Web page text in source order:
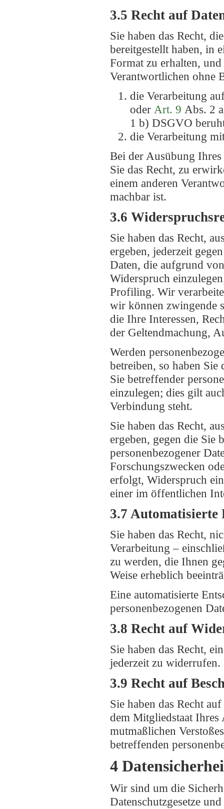
3.5 Recht auf
Sie haben das Recht,
bereitgestellt haben, in
Format zu erhalten, und
Verantwortlichen ohne
die Verarbeitung
oder Art. 9 Abs. 2
1 b) DSGVO
die Verarbeitung
Bei der Ausübung
Sie das Recht, zu
einem anderen
machbar ist.
3.6
Sie haben das Recht,
ergeben, jederzeit
Daten, die aufgrund
Widerspruch
Profiling. Wir
wir können zwingende
die Ihre Interessen,
der Geltendmachung,
Werden
betreiben, so haben
Sie betreffender
einzulegen; dies gilt
Verbindung steht.
Sie haben das Recht,
ergeben, gegen die Sie
personenbezogener
Forschungszwecken
erfolgt, Widerspruch
einer im öffentlichen
3.7 Automatisierte
Sie haben das Recht,
Verarbeitung –
zu werden, die Ihnen
Weise erheblich
Eine automatisierte
personenbezogenen
3.8 Recht auf
Sie haben das Recht,
jederzeit zu widerrufen.
3.9 Recht auf
Sie haben das Recht
dem Mitgliedstaat Ihres
mutmaßlichen
betreffenden
4
Wir sind um die
Datenschutzgesetze